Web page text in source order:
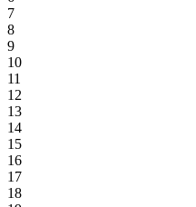
7
8
9
10
11
12
13
14
15
16
17
18